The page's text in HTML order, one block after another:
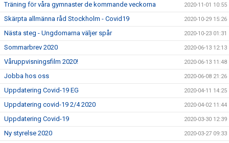
Träning för våra gymnaster de kommande veckorna 2020-11-01 10:55
Skärpta allmänna råd Stockholm - Covid19 2020-10-29 15:26
Nästa steg - Ungdomarna väljer spår 2020-10-23 01:31
Sommarbrev 2020 2020-06-13 12:13
Våruppvisningsfilm 2020! 2020-06-13 11:48
Jobba hos oss 2020-06-08 21:26
Uppdatering Covid-19 EG 2020-04-11 14:25
Uppdatering covid-19 2/4 2020 2020-04-02 11:44
Uppdatering Covid-19 2020-03-30 12:39
Ny styrelse 2020 2020-03-27 09:33